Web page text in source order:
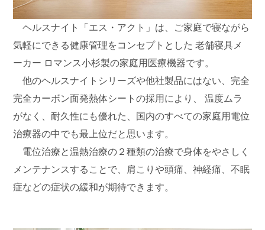
ヘルスナイト「エス・アクト」は、ご家庭で寝ながら
気軽にできる健康管理をコンセプトとした 老舗寝具メ
ーカー ロマンス小杉製の家庭用医療機器です。
他のヘルスナイトシリーズや他社製品にはない、完全
完全カーボン面発熱体シートの採用により、
温度ムラ
がなく、耐久性にも優れた、国内のすべての家庭用電位
治療器の中でも最上位だと思います。
電位治療と温熱治療の２種類の治療で身体をやさしく
メンテナンスすることで、 肩こりや頭痛、神経痛、不眠
症などの症状の緩和が期待できます。